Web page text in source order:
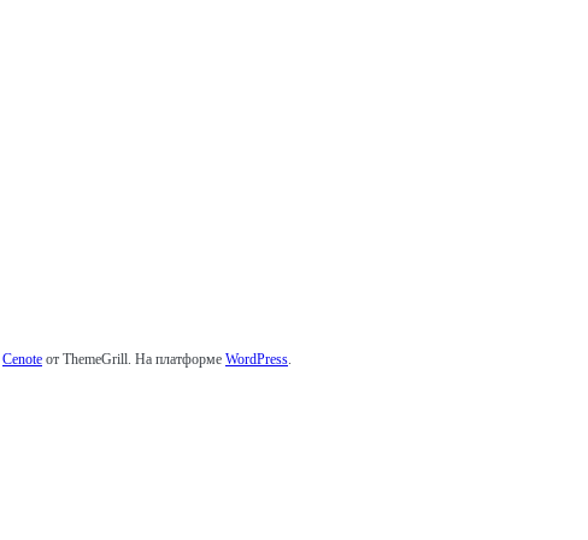
Cenote от ThemeGrill. На платформе WordPress.